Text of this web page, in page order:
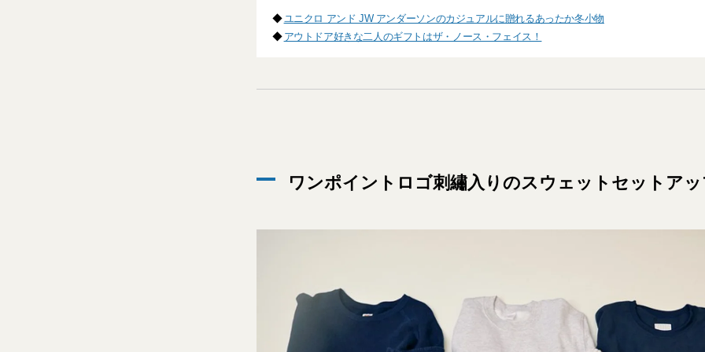
◆ユニクロ アンド JW アンダーソンのカジュアルに贈れるあったか冬小物
◆ アウトドア好きな二人のギフトはザ・ノース・フェイス！
ワンポイントロゴ刺繡入りのスウェットセットア